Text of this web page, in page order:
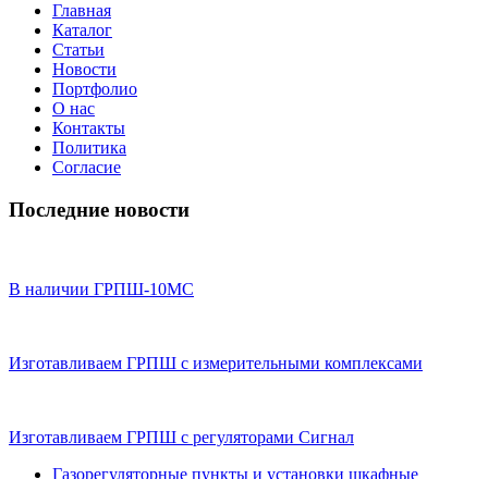
Главная
Каталог
Статьи
Новости
Портфолио
О нас
Контакты
Политика
Согласие
Последние новости
В наличии ГРПШ-10МС
Изготавливаем ГРПШ с измерительными комплексами
Изготавливаем ГРПШ с регуляторами Сигнал
Газорегуляторные пункты и установки шкафные